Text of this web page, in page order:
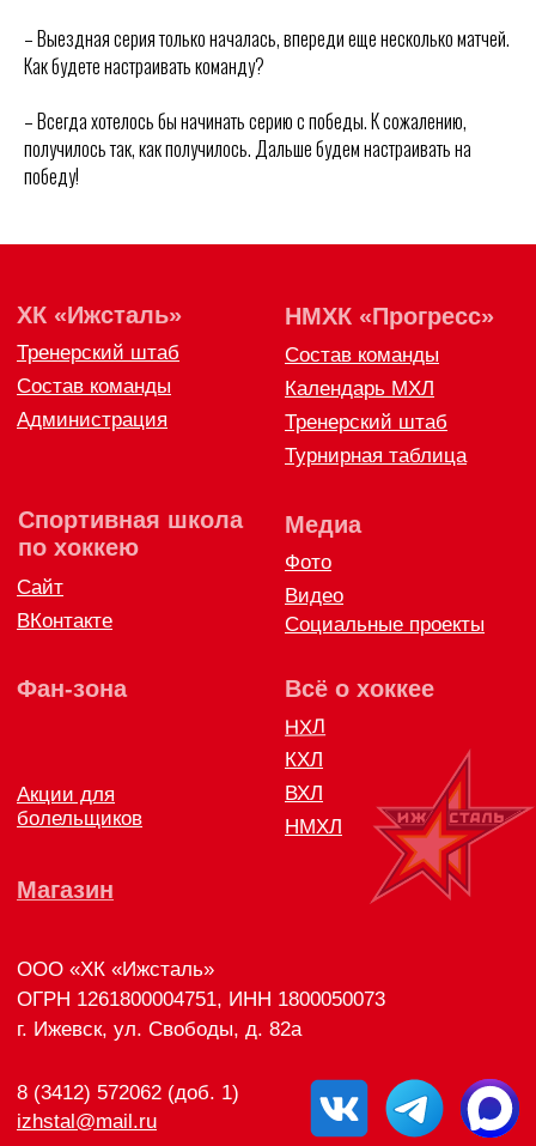
– Выездная серия только началась, впереди еще несколько матчей.
Как будете настраивать команду?
– Всегда хотелось бы начинать серию с победы. К сожалению,
получилось так, как получилось. Дальше будем настраивать на
победу!
Согласие на обработку персональных данных
Публичная оферта
Правила возврата и обмена товара
8 (3412) 572062 (доб. 1)
izhstal@mail.ru